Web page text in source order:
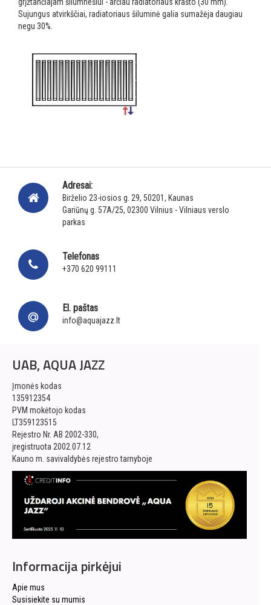
grįžtančiajam šilumnešiui - arčiau radiatoriaus krašto (30 mm).
Sujungus atvirkščiai, radiatoriaus šiluminė galia sumažėja daugiau
negu 30%.
Adresai:
Birželio 23-iosios g. 29, 50201, Kaunas
Gariūnų g. 57A/25, 02300 Vilnius - Vilniaus verslo
parkas
Telefonas
+370 620 99111
El. paštas
info@aquajazz.lt
UAB, AQUA JAZZ
Įmonės kodas
135912354
PVM mokėtojo kodas
LT359123515
Rejestro Nr. AB 2002-330,
įregistruota 2002.07.12
Kauno m. savivaldybės rejestro tarnyboje
Informacija pirkėjui
Apie mus
Susisiekite su mumis